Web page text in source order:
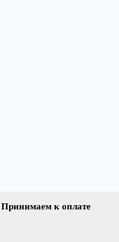
Принимаем к оплате